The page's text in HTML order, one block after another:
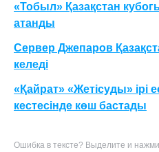
«Тобыл» Қазақстан
атанды
Сервер Джепаров
келеді
«Қайрат» «Жетісуды» ірі
кестесінде көш бастады
Ошибка в тексте? Выделите и